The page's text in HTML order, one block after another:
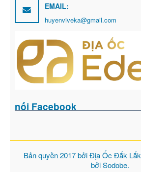
EMAIL:
huyenviveka@gmail.com
nối Facebook
Bản quyền 2017 bởiĐịa Ốc Đắk Lắk
bởiSodobe.